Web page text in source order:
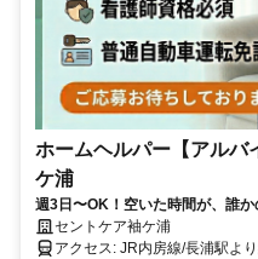
ホームヘルパー【アルバ
ケ浦
週3日〜OK！空いた時間が、誰
える。あなたの街の介護スタッフ
セントケア袖ケ浦
アクセス: JR内房線/長浦駅より約1.3km 犬丸内科皮膚科クリニックよ